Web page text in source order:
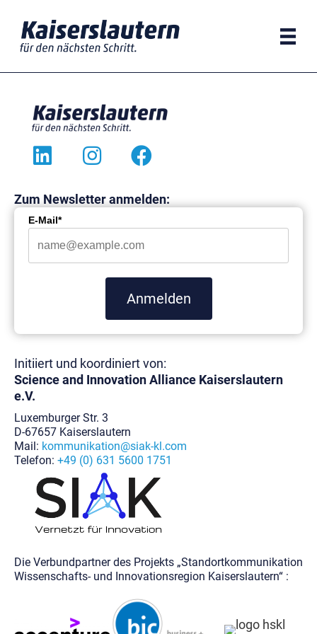
Inhalt
springen
Zum Newsletter anmelden:
E-Mail*
Anmelden
Initiiert und koordiniert von:
Science and Innovation Alliance Kaiserslautern
e.V.
Luxemburger Str. 3
D-67657 Kaiserslautern
Mail: kommunikation@siak-kl.com
Telefon: +49 (0) 631 5600 1751
Die Verbundpartner des Projekts „Standortkommunikation
Wissenschafts- und Innovationsregion Kaiserslautern“ :